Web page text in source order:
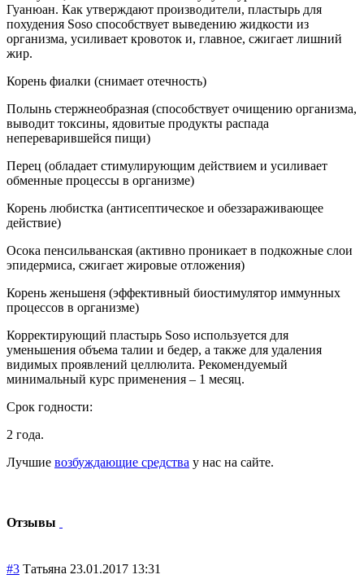
Гуанюан. Как утверждают производители, пластырь для
похудения Soso способствует выведению жидкости из
организма, усиливает кровоток и, главное, сжигает лишний
жир.
Корень фиалки (снимает отечность)
Полынь стержнеобразная (способствует очищению организма,
выводит токсины, ядовитые продукты распада
непереварившейся пищи)
Перец (обладает стимулирующим действием и усиливает
обменные процессы в организме)
Корень любистка (антисептическое и обеззараживающее
действие)
Осока пенсильванская (активно проникает в подкожные слои
эпидермиса, сжигает жировые отложения)
Корень женьшеня (эффективный биостимулятор иммунных
процессов в организме)
Корректирующий пластырь Soso используется для
уменьшения объема талии и бедер, а также для удаления
видимых проявлений целлюлита. Рекомендуемый
минимальный курс применения – 1 месяц.
Срок годности:
2 года.
Лучшие возбуждающие средства у нас на сайте.
Отзывы
#3 Татьяна 23.01.2017 13:31